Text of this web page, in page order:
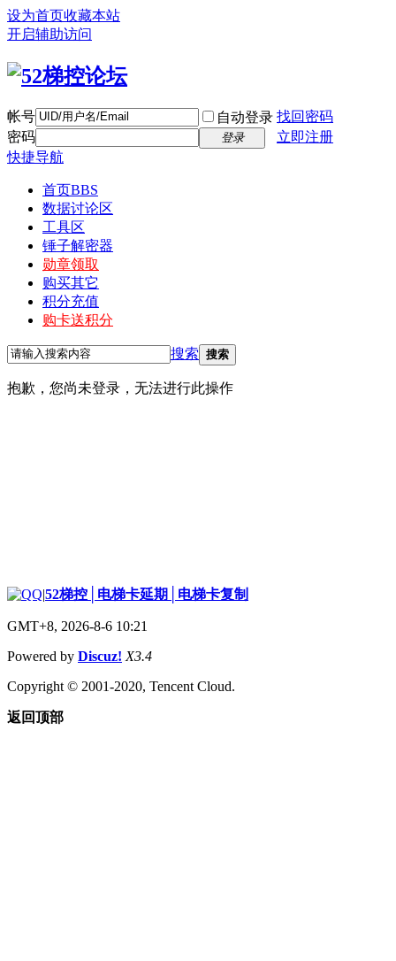
设为首页收藏本站
开启辅助访问
帐号 自动登录 找回密码
密码
登录
立即注册
快捷导航
首页BBS
数据讨论区
工具区
锤子解密器
勋章领取
购买其它
积分充值
购卡送积分
搜索 搜索
抱歉，您尚未登录，无法进行此操作
|52梯控│电梯卡延期│电梯卡复制
GMT+8, 2026-8-6 10:21
Powered by Discuz! X3.4
Copyright © 2001-2020, Tencent Cloud.
返回顶部